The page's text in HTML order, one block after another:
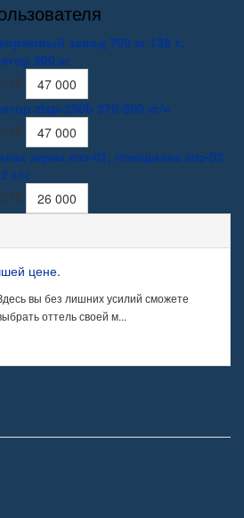
завод 700 кг 138 т.
500 кг
47 000
zlsp-230b 370-500 кг/ч
47 000
зерна апз-01, плющилка апз-02
т/ч
26 000
цене.
вы без лишних усилий сможете
оттель своей м...